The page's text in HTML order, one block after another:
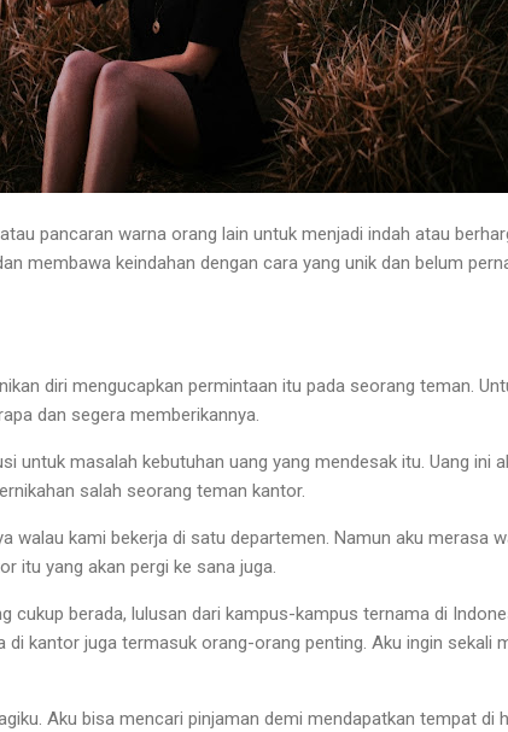
pancaran warna orang lain untuk menjadi indah atau
membawa keindahan dengan cara yang unik dan belum
diri mengucapkan permintaan itu pada seorang teman.
dan segera memberikannya.
untuk masalah kebutuhan uang yang mendesak itu. Uang ini
salah seorang teman kantor.
walau kami bekerja di satu departemen. Namun aku merasa
itu yang akan pergi ke sana juga.
cukup berada, lulusan dari kampus-kampus ternama di
di kantor juga termasuk orang-orang penting. Aku ingin sekali
Aku bisa mencari pinjaman demi mendapatkan tempat di